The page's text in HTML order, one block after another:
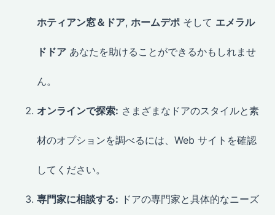
ホティアン窓＆ドア, ホームデポ そして エメラル
ドドア あなたを助けることができるかもしれませ
ん。
オンラインで探索: さまざまなドアのスタイルと素
材のオプションを調べるには、Web サイトを確認
してください。
専門家に相談する: ドアの専門家と具体的なニーズ